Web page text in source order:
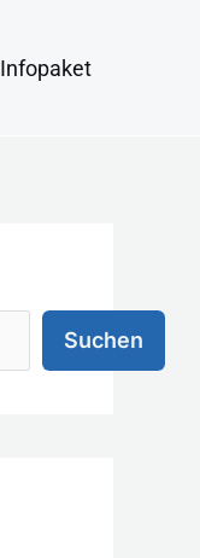
Infopaket
Suchen